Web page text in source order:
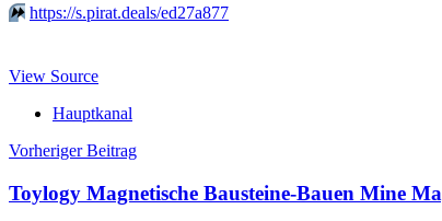
⏩️ https://s.pirat.deals/ed27a877
View Source
Hauptkanal
Beitragsnavigation
Vorheriger Beitrag
Toylogy Magnetische Bausteine-Bauen Mine